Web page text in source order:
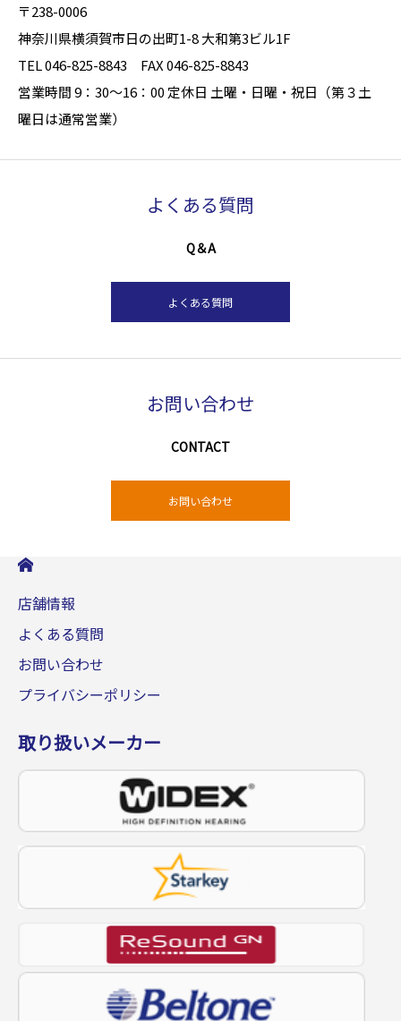
〒238-0006
神奈川県横須賀市日の出町1-8 大和第3ビル1F
TEL 046-825-8843 FAX 046-825-8843
営業時間 9：30～16：00 定休日 土曜・日曜・祝日（第３土
曜日は通常営業）
よくある質問
Q＆A
よくある質問
お問い合わせ
CONTACT
お問い合わせ
店舗情報
よくある質問
お問い合わせ
プライバシーポリシー
取り扱いメーカー